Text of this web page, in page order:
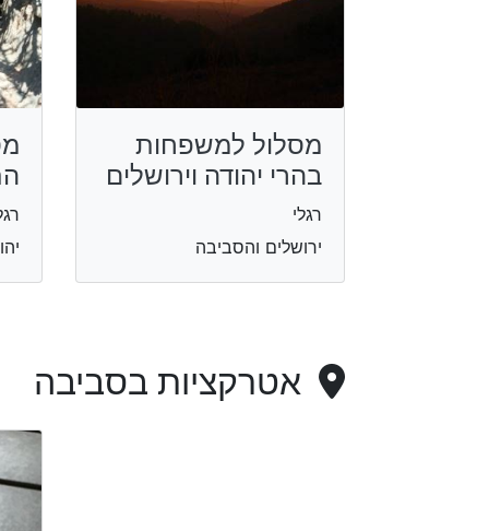
מסלול למשפחות
בהרי יהודה וירושלים
רגלי
ירושלים והסביבה
אטרקציות בסביבה